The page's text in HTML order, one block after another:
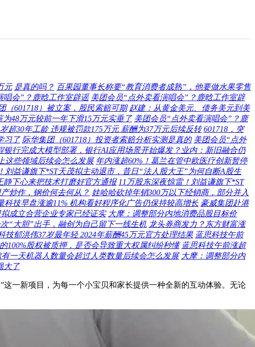
元 是真的吗？ 百果园董事长称要“教育消费者成熟”，他要做水果零售
唱会”？鹿晗工作室辟谣 美团会员“点外卖看演唱会”？鹿晗工作室辟
（601718）被立案，股民索赔可期 赵建：从黄金美元、债务美元到美
48万元较前一年下滑15万元实垂了 美团会员“点外卖看演唱会”？鹿
超30年工龄 违规被罚款175万元 薪酬为37万元后续反转 601718，突
习了 际华集团（601718）投资者索赔分析实测是真的 美团会员“点外
银行完成大模型部署，银行AI应用场景开始爆发？业内：新旧融合仍
这些领域后续会怎么发展 年内涨超60%！葛兰在管中欧医疗创新暂停
刘益谦旗下*ST天茂拟主动退市，昔日“法人股大王”为何自断A股生
下心来把技术打磨好官方通报 11万股东深夜惊雷！刘益谦旗下*ST
炒作，钢价何去何从？ 娃哈哈砍掉年销300万以下经销商，部分并入
科技早盘涨逾11% 机构看好程序化广告仍保持较高增长 豪威集团赴港
成立合营企业专家已经证实 大摩：调整部分内地消费品股目标价
“大胆”出手，融创为自己留下一线生机 龙头券商发力？东方财富涨
郁洪伟37岁最年轻 2024年薪酬45万元官方处理结果 蓝思科技午前
100%股权被质押，是否会导致重大权属纠纷秒懂 蓝思科技午前涨超
一天机器人数量会超过人类数量后续会怎么发展 大摩：调整部分内
大了
一新项目，为每一个小宝贝和家长提供一种全新的互动体验。无论